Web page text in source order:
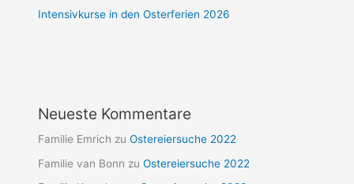
Intensivkurse in den Osterferien 2026
Neueste Kommentare
Familie Emrich zuOstereiersuche 2022
Familie van Bonn zuOstereiersuche 2022